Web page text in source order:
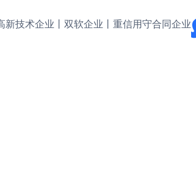
技术企业丨双软企业丨重信用守合同企业